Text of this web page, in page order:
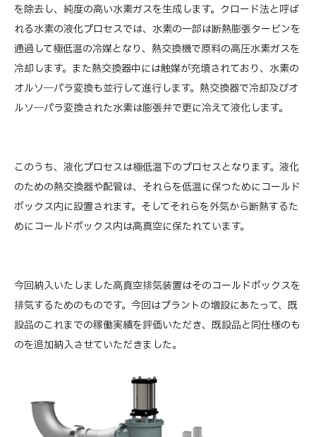
を除去し、純度の高い水素ガスを生成します。クロード法と呼ば
れる水素の液化プロセスでは、水素の一部は断熱膨張タービンを
通過して極低温の冷媒となり、熱交換機で原料の高圧水素ガスを
冷却します。また熱交換器中には触媒が充填されており、水素の
オルソ―パラ変換も並行して進行します。熱交換器で冷却及びオ
ルソ―パラ変換された水素は膨張弁で更に冷えて液化します。
このうち、液化プロセスは極低温下のプロセスとなります。液化
のための熱交換器や配管は、それらを低温に保つためにコールド
ボックス内に設置されます。そしてそれらを外気から断熱するた
めにコールドボックス内は高真空に保たれています。
今回納入いたしました高真空排気装置はそのコールドボックスを
排気するためのものです。今回はプラントの増設にあたって、既
設品のこれまでの稼働実績を評価いただき、既設品と同仕様のも
のを追加納入させていただきました。